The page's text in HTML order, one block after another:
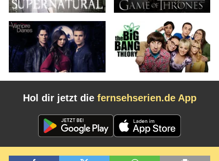
Hol dir jetzt die fernsehserien.de App